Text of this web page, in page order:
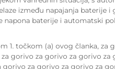
između napajanja baterije i
napona baterije i automatski
1. točkom (a) ovog članka,
gorivo za gorivo za gorivo
za gorivo za gorivo za